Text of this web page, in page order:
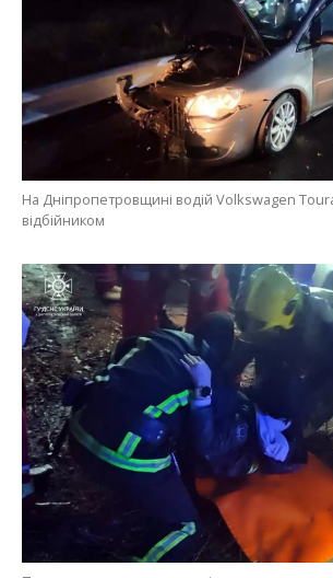
На Дніпропетровщині водій Volkswagen
відбійником